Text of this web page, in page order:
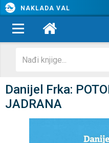
NAKLADA VAL
Danijel Frka:
JADRANA